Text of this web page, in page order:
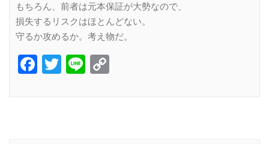
もちろん、前者は元本保証が大勢なので、
損失するリスクはほとんどない。
守るか攻めるか。考え物だ。
Facebook
Twitter
Line